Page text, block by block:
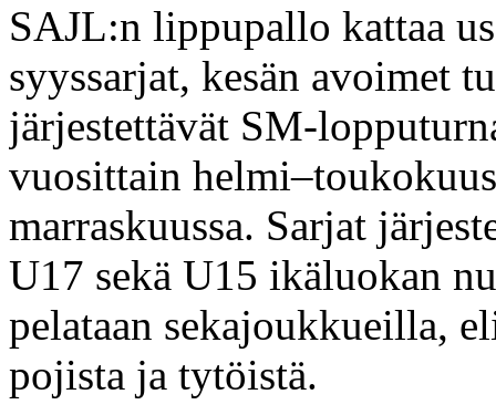
SAJL:n lippupallo kattaa
syyssarjat, kesän avoimet
järjestettävät SM-
vuosittain
marraskuussa. Sarjat
U17 sekä U15 ikäluokan
pelataan sekajoukkueilla,
pojista ja tytöistä.